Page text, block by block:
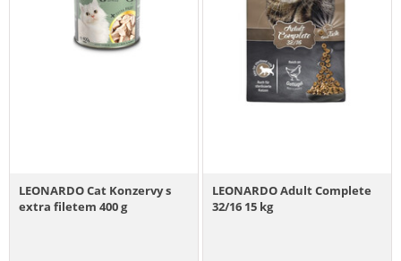
LEONARDO Cat Konzervy s
extra filetem 400 g
LEONARDO Adult Complete
32/16 15 kg